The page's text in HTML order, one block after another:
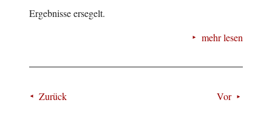
Ergebnisse ersegelt.
mehr lesen
Zurück
Vor